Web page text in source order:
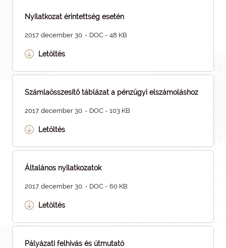
Nyilatkozat érintettség esetén
2017. december 30. - DOC - 48 KB
Letöltés
Számlaösszesítő táblázat a pénzügyi elszámoláshoz
2017. december 30. - DOC - 103 KB
Letöltés
Általános nyilatkozatok
2017. december 30. - DOC - 60 KB
Letöltés
Pályázati felhívás és útmutató